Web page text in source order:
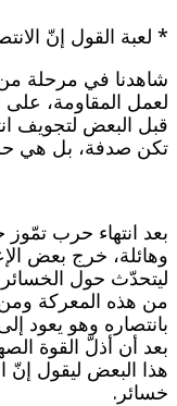
* لعبة القول إنّ
شاهدنا في مرحلة من
لعمل المقاومة،
قبل البعض لتجويف
تكن صدفة، بل هي
بعد انتهاء حرب
وهائلة، خرج بعض
ليتحدّث حول
من هذه المعركة
بانتصاره وهو يعود
بعد أن أذلّ القوة
هذا البعض ليقول
خسائر.